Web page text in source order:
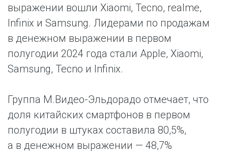
выражении вошли Xiaomi, Tecno, realme,
Infinix и Samsung. Лидерами по продажам
в денежном выражении в первом
полугодии 2024 года стали Apple, Xiaomi,
Samsung, Tecno и Infinix.
Группа М.Видео-Эльдорадо отмечает, что
доля китайских смартфонов в первом
полугодии в штуках составила 80,5%,
а в денежном выражении — 48,7%